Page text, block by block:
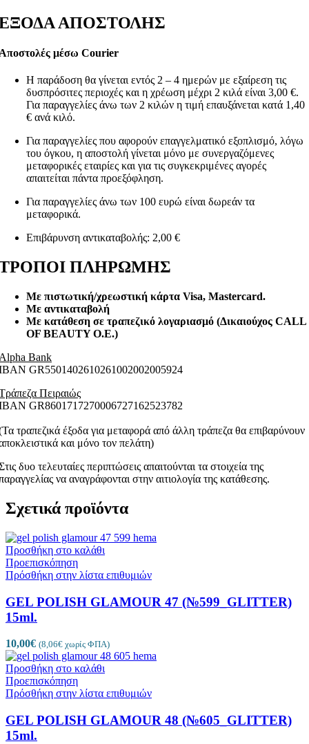
ΑΠΟΣΤΟΛΗΣ
μέσω Courier
Η παράδοση θα γίνεται εντός 2 – 4 ημερών με εξαίρεση τις
δυσπρόσιτες περιοχές και η χρέωση μέχρι 2 κιλά είναι 3,00 €.
Για παραγγελίες άνω των 2 κιλών η τιμή επαυξάνεται κατά 1,40
€ ανά κιλό.
Για παραγγελίες που αφορούν επαγγελματικό εξοπλισμό, λόγω
του όγκου, η αποστολή γίνεται μόνο με συνεργαζόμενες
μεταφορικές εταιρίες και για τις συγκεκριμένες αγορές
απαιτείται πάντα προεξόφληση.
Για παραγγελίες άνω των 100 ευρώ είναι δωρεάν τα
μεταφορικά.
Επιβάρυνση αντικαταβολής: 2,00 €
ΠΛΗΡΩΜΗΣ
Με πιστωτική/χρεωστική κάρτα Visa, Mastercard.
Με αντικαταβολή
Με κατάθεση σε τραπεζικό λογαριασμό (Δικαιούχος CALL
OF BEAUTY O.E.)
Bank
GR5501402610261002002005924
Πειραιώς
GR8601717270006727162523782
τραπεζικά έξοδα για μεταφορά από άλλη τράπεζα θα επιβαρύνουν
και μόνο τον πελάτη)
δυο τελευταίες περιπτώσεις απαιτούνται τα στοιχεία της
να αναγράφονται στην αιτιολογία της κατάθεσης.
Σχετικά προϊόντα
Προσθήκη στο καλάθι
Προεπισκόπηση
Πρόσθήκη στην λίστα επιθυμιών
GEL POLISH GLAMOUR 47 (№599_GLITTER)
15ml.
10,00€ (8,06€ χωρίς ΦΠΑ)
Προσθήκη στο καλάθι
Προεπισκόπηση
Πρόσθήκη στην λίστα επιθυμιών
GEL POLISH GLAMOUR 48 (№605_GLITTER)
15ml.